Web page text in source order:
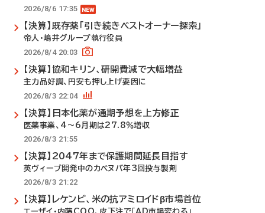
2026/8/6 17:35
【決算】既存薬「引き続きベストオーナー探索」
帝人・嶋井グループ執行役員
2026/8/4 20:03
【決算】協和キリン、研開費減で大幅増益
主力品好調、円安も押し上げ要因に
2026/8/3 22:04
【決算】日本化薬が通期予想を上方修正
医薬事業、4～6月期は27.8％増収
2026/8/3 21:55
【決算】2047年まで保護期間延長目指す
英ヴィーブ開発中のカベヌバ年3回投与製剤
2026/8/3 21:22
【決算】レケンビ、米の抗アミロイドβ市場首位